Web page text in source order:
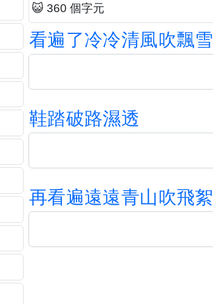
😺 360 個字元
看遍了冷冷清風吹飄雪
鞋踏破路濕透
再看遍遠遠青山吹飛絮